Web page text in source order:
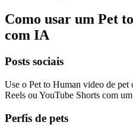
Como usar um Pet
com IA
Posts sociais
Use o Pet to Human video de
Reels ou YouTube Shorts com
Perfis de pets